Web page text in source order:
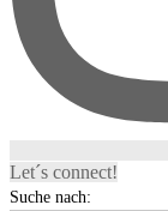
Let´s connect!
Suche nach: